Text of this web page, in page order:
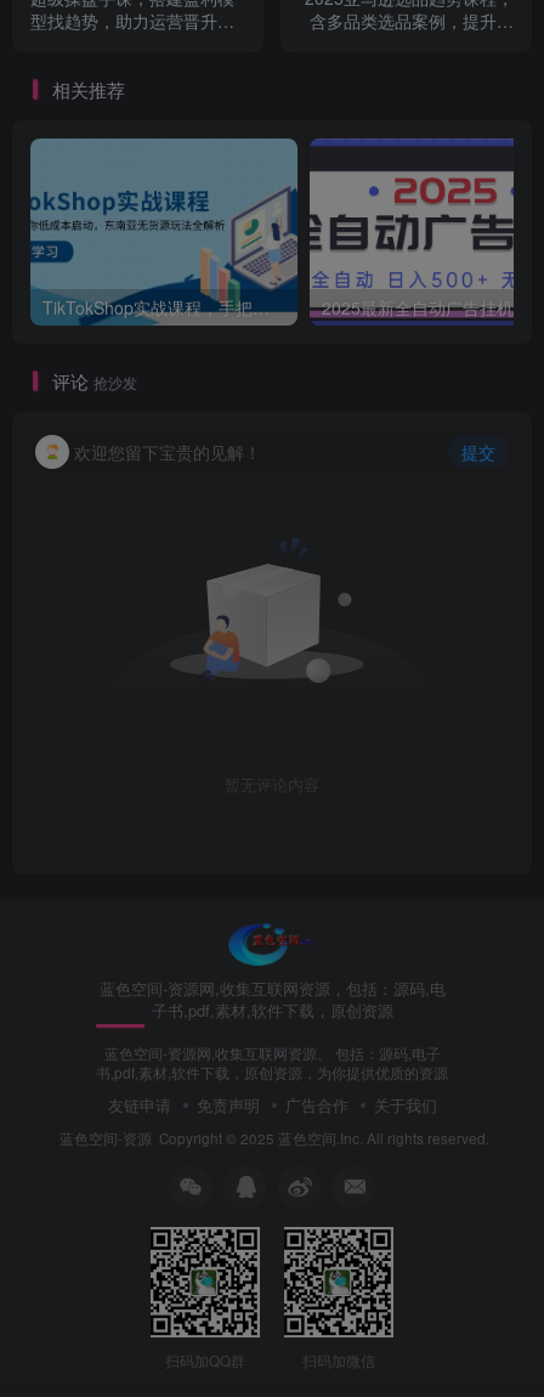
型找趋势，助力运营晋升全
含多品类选品案例，提升新
相关推荐
TikTokShop实战课程，手把手教你低成本启动，东南亚无货源玩法全解析
评论 抢沙发
欢迎您留下宝贵的见解！ 提交
暂无评论内容
蓝色空间-资源网,收集互联网资源，包括：源码,电
子书,pdf,素材,软件下载，原创资源
蓝色空间-资源网,收集互联网资源。 包括：源码,电子
书,pdf,素材,软件下载，原创资源，为你提供优质的资源
友链申请 免责声明 广告合作 关于我们
蓝色空间-资源 Copyright © 2025 蓝色空间.Inc. All rights reserved.
扫码加QQ群 扫码加微信